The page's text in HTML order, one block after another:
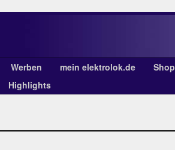
Werben mein elektrolok.de
Shop
Highlights